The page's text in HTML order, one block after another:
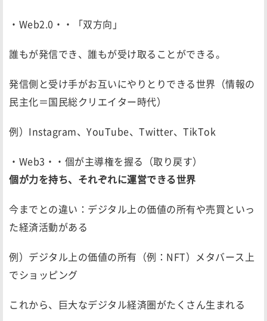
・Web2.0・・「双方向」
誰もが発信でき、誰もが受け取ることができる。
発信側と受け手がお互いにやりとりできる世界（情報の
民主化＝国民総クリエイター時代）
例）Instagram、YouTube、Twitter、TikTok
・Web3・・個が主導権を握る（取り戻す）
個が力を持ち、それぞれに運営できる世界
今までとの違い：デジタル上の価値の所有や売買といっ
た経済活動がある
例）デジタル上の価値の所有（例：NFT）メタバース上
でショッピング
これから、巨大なデジタル経済圏がたくさん生まれる